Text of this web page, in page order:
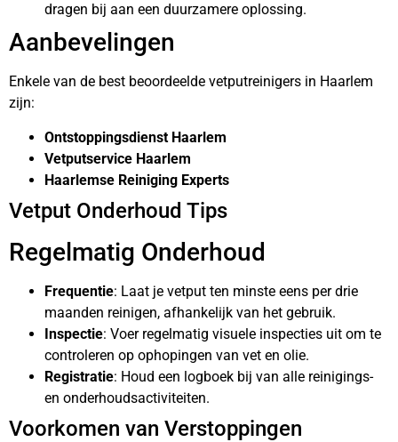
dragen bij aan een duurzamere oplossing.
Aanbevelingen
Enkele van de best beoordeelde vetputreinigers in Haarlem
zijn:
Ontstoppingsdienst Haarlem
Vetputservice Haarlem
Haarlemse Reiniging Experts
Vetput Onderhoud Tips
Regelmatig Onderhoud
Frequentie: Laat je vetput ten minste eens per drie
maanden reinigen, afhankelijk van het gebruik.
Inspectie: Voer regelmatig visuele inspecties uit om te
controleren op ophopingen van vet en olie.
Registratie: Houd een logboek bij van alle reinigings-
en onderhoudsactiviteiten.
Voorkomen van Verstoppingen